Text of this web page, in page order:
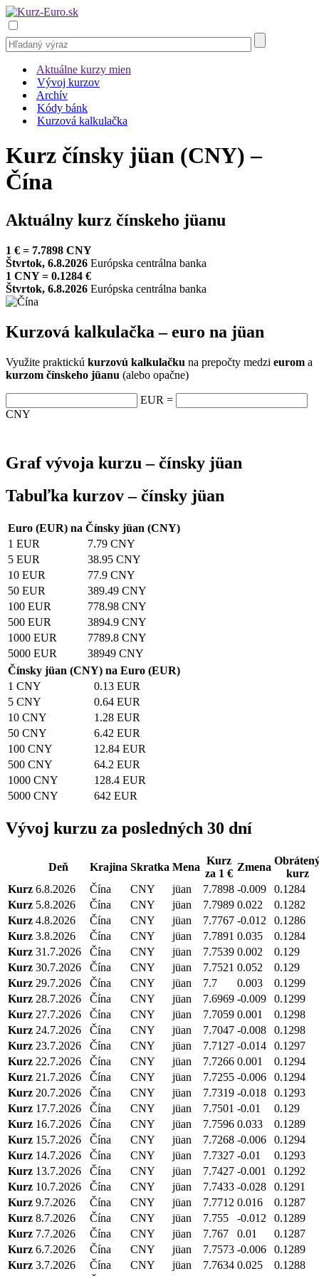
Aktuálne kurzy mien
Vývoj kurzov
Archív
Kódy bánk
Kurzová kalkulačka
Kurz čínsky jüan (CNY) –
Čína
Aktuálny kurz čínskeho jüanu
1 € = 7.7898 CNY
Štvrtok, 6.8.2026 Európska centrálna banka
1 CNY = 0.1284 €
Štvrtok, 6.8.2026 Európska centrálna banka
Kurzová kalkulačka – euro na jüan
Využite praktickú kurzovú kalkulačku na prepočty medzi eurom a
kurzom čínskeho jüanu (alebo opačne)
EUR =
CNY
Graf vývoja kurzu – čínsky jüan
Tabuľka kurzov– čínsky jüan
Euro (EUR) na Čínsky jüan (CNY)
1 EUR
7.79 CNY
5 EUR
38.95 CNY
10 EUR
77.9 CNY
50 EUR
389.49 CNY
100 EUR
778.98 CNY
500 EUR
3894.9 CNY
1000 EUR
7789.8 CNY
5000 EUR
38949 CNY
Čínsky jüan (CNY) na Euro (EUR)
1 CNY
0.13 EUR
5 CNY
0.64 EUR
10 CNY
1.28 EUR
50 CNY
6.42 EUR
100 CNY
12.84 EUR
500 CNY
64.2 EUR
1000 CNY
128.4 EUR
5000 CNY
642 EUR
Vývoj kurzu za posledných 30 dní
Deň Krajina Skratka Mena
Kurz
za 1 €
Zmena
kurz
Kurz 6.8.2026 Čína CNY jüan 7.7898 -0.009
0.1284
Kurz 5.8.2026 Čína CNY jüan 7.7989 0.022
0.1282
Kurz 4.8.2026 Čína CNY jüan 7.7767 -0.012
0.1286
Kurz 3.8.2026 Čína CNY jüan 7.7891 0.035
0.1284
Kurz 31.7.2026 Čína CNY jüan 7.7539 0.002
0.129
Kurz 30.7.2026 Čína CNY jüan 7.7521 0.052
0.129
Kurz 29.7.2026 Čína CNY jüan 7.7 0.003
0.1299
Kurz 28.7.2026 Čína CNY jüan 7.6969 -0.009
0.1299
Kurz 27.7.2026 Čína CNY jüan 7.7059 0.001
0.1298
Kurz 24.7.2026 Čína CNY jüan 7.7047 -0.008
0.1298
Kurz 23.7.2026 Čína CNY jüan 7.7127 -0.014
0.1297
Kurz 22.7.2026 Čína CNY jüan 7.7266 0.001
0.1294
Kurz 21.7.2026 Čína CNY jüan 7.7255 -0.006
0.1294
Kurz 20.7.2026 Čína CNY jüan 7.7319 -0.018
0.1293
Kurz 17.7.2026 Čína CNY jüan 7.7501 -0.01
0.129
Kurz 16.7.2026 Čína CNY jüan 7.7596 0.033
0.1289
Kurz 15.7.2026 Čína CNY jüan 7.7268 -0.006
0.1294
Kurz 14.7.2026 Čína CNY jüan 7.7327 -0.01
0.1293
Kurz 13.7.2026 Čína CNY jüan 7.7427 -0.001
0.1292
Kurz 10.7.2026 Čína CNY jüan 7.7433 -0.028
0.1291
Kurz 9.7.2026 Čína CNY jüan 7.7712 0.016
0.1287
Kurz 8.7.2026 Čína CNY jüan 7.755 -0.012
0.1289
Kurz 7.7.2026 Čína CNY jüan 7.767 0.01
0.1287
Kurz 6.7.2026 Čína CNY jüan 7.7573 -0.006
0.1289
Kurz 3.7.2026 Čína CNY jüan 7.7634 0.025
0.1288